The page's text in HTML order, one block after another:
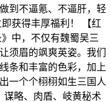
到不逼氪、不逼肝，轻
获得丰厚福利！ 【红
中，不仅有魏蜀吴三
须眉的飒爽英姿。我们
条和丰富的色彩，加上
一个个栩栩如生三国人
谋略、肉盾、岐黄秘术